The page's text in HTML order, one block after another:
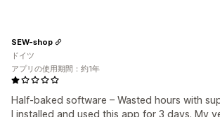
Half-baked software – Wasted hours with
I installed and used this app for 3 days. My
SEW-shop
ドイツ
アプリの使用期間：約1年